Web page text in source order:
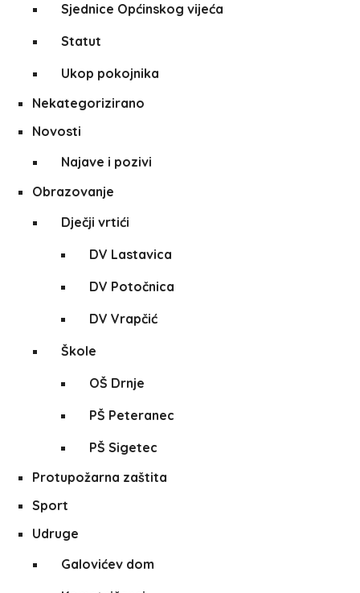
Sjednice Općinskog vijeća
Statut
Ukop pokojnika
Nekategorizirano
Novosti
Najave i pozivi
Obrazovanje
Dječji vrtići
DV Lastavica
DV Potočnica
DV Vrapčić
Škole
OŠ Drnje
PŠ Peteranec
PŠ Sigetec
Protupožarna zaštita
Sport
Udruge
Galovićev dom